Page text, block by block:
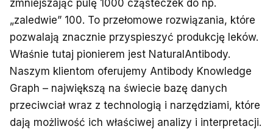
zmniejszając pulę 1000 cząsteczek do np.
„zaledwie” 100. To przełomowe rozwiązania, które
pozwalają znacznie przyspieszyć produkcję leków.
Właśnie tutaj pionierem jest NaturalAntibody.
Naszym klientom oferujemy Antibody Knowledge
Graph – największą na świecie bazę danych
przeciwciał wraz z technologią i narzędziami, które
dają możliwość ich właściwej analizy i interpretacji.